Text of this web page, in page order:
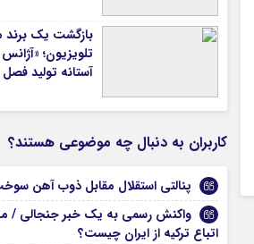
بازگشت یک برند
تلویزیون؛
آستانه تولید
کاربران به دنبال چه موضوعی هستند؟
پنالتی استقلال مقابل ذوب آهن
واکنش رسمی به یک خبر جنجالی /
اتباع ترکیه از ایران چیست؟